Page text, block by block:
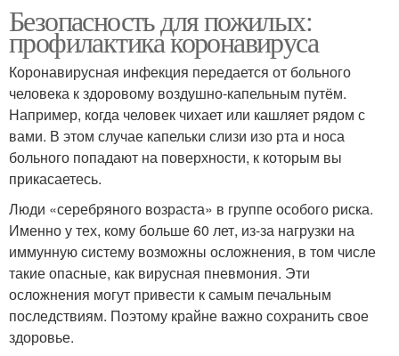
Безопасность для пожилых:
профилактика коронавируса
Коронавирусная инфекция передается от больного
человека к здоровому воздушно-капельным путём.
Например, когда человек чихает или кашляет рядом с
вами. В этом случае капельки слизи изо рта и носа
больного попадают на поверхности, к которым вы
прикасаетесь.
Люди «серебряного возраста» в группе особого риска.
Именно у тех, кому больше 60 лет, из-за нагрузки на
иммунную систему возможны осложнения, в том числе
такие опасные, как вирусная пневмония. Эти
осложнения могут привести к самым печальным
последствиям. Поэтому крайне важно сохранить свое
здоровье.